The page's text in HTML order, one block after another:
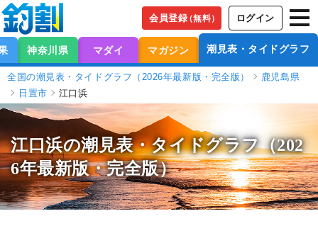
会員登録（無料） ログイン
神奈川県 マダイ マガジン 潮見表・タイドグラフ
全国の潮見表・タイドグラフ（2026年最新版・完全版）
鹿児島県
日置市
江口浜
江口浜の潮見表・タイドグラフ（202
6年最新版・完全版）